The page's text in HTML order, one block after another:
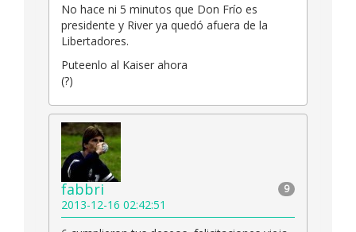
No hace ni 5 minutos que Don Frío es
presidente y River ya quedó afuera de la
Libertadores.
Puteenlo al Kaiser ahora
(?)
9
fabbri
2013-12-16 02:42:51